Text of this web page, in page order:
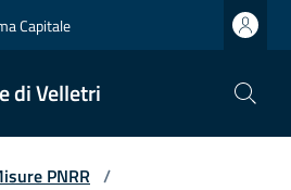
Capitale
di Velletri
PNRR /